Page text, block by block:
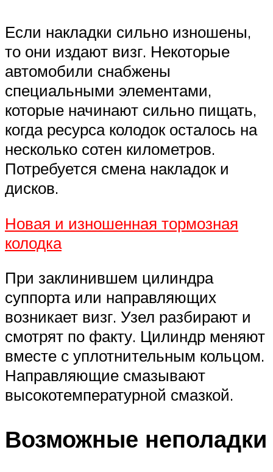
Если накладки сильно изношены,
то они издают визг. Некоторые
автомобили снабжены
специальными элементами,
которые начинают сильно пищать,
когда ресурса колодок осталось на
несколько сотен километров.
Потребуется смена накладок и
дисков.
Новая и изношенная тормозная
колодка
При заклинившем цилиндра
суппорта или направляющих
возникает визг. Узел разбирают и
смотрят по факту. Цилиндр меняют
вместе с уплотнительным кольцом.
Направляющие смазывают
высокотемпературной смазкой.
Возможные неполадки